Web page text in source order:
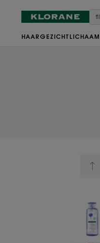
HAAR GEZICHT LICHAAM